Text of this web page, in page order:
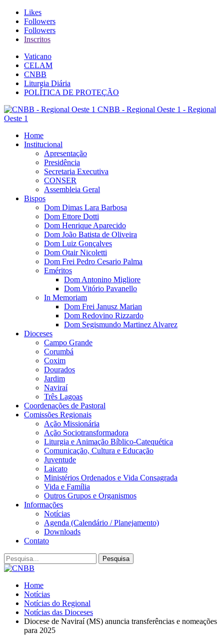
Likes
Followers
Followers
Inscritos
Vaticano
CELAM
CNBB
Liturgia Diária
POLÍTICA DE PROTEÇÃO
CNBB - Regional Oeste 1 - Regional
Oeste 1
Home
Institucional
Apresentação
Presidência
Secretaria Executiva
CONSER
Assembleia Geral
Bispos
Dom Dimas Lara Barbosa
Dom Ettore Dotti
Dom Henrique Aparecido
Dom João Batista de Oliveira
Dom Luiz Gonçalves
Dom Otair Nicoletti
Dom Frei Pedro Cesario Palma
Eméritos
Dom Antonino Migliore
Dom Vitório Pavanello
In Memoriam
Dom Frei Janusz Marian
Dom Redovino Rizzardo
Dom Segismundo Martinez Alvarez
Dioceses
Campo Grande
Corumbá
Coxim
Dourados
Jardim
Naviraí
Três Lagoas
Coordenações de Pastoral
Comissões Regionais
Ação Missionária
Ação Sociotransformadora
Liturgia e Animação Bíblico-Catequética
Comunicação, Cultura e Educação
Juventude
Laicato
Ministérios Ordenados e Vida Consagrada
Vida e Família
Outros Grupos e Organismos
Informações
Notícias
Agenda (Calendário / Planejamento)
Downloads
Contato
Home
Notícias
Notícias do Regional
Notícias das Dioceses
Diocese de Naviraí (MS) anuncia transferências e nomeações
para 2025